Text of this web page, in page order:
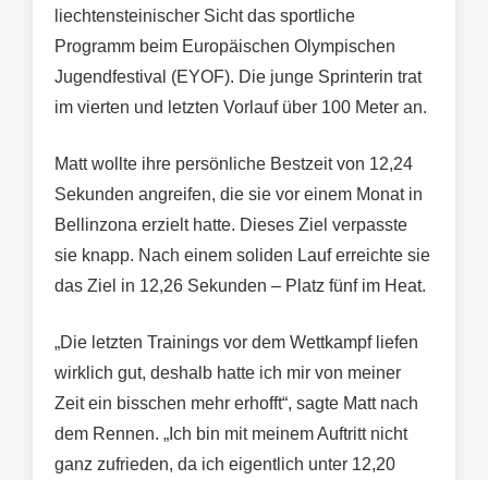
liechtensteinischer Sicht das sportliche
Programm beim Europäischen Olympischen
Jugendfestival (EYOF). Die junge Sprinterin trat
im vierten und letzten Vorlauf über 100 Meter an.
Matt wollte ihre persönliche Bestzeit von 12,24
Sekunden angreifen, die sie vor einem Monat in
Bellinzona erzielt hatte. Dieses Ziel verpasste
sie knapp. Nach einem soliden Lauf erreichte sie
das Ziel in 12,26 Sekunden – Platz fünf im Heat.
„Die letzten Trainings vor dem Wettkampf liefen
wirklich gut, deshalb hatte ich mir von meiner
Zeit ein bisschen mehr erhofft“, sagte Matt nach
dem Rennen. „Ich bin mit meinem Auftritt nicht
ganz zufrieden, da ich eigentlich unter 12,20